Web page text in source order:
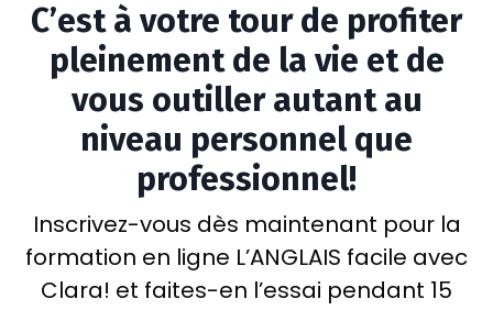
C’est à votre tour de profiter
pleinement de la vie et de
vous outiller autant au
niveau personnel que
professionnel!
Inscrivez-vous dès maintenant pour la
formation en ligne L’ANGLAIS facile avec
Clara! et faites-en l’essai pendant 15